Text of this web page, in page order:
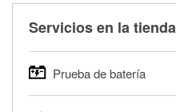
Servicios en la tienda
Prueba de batería